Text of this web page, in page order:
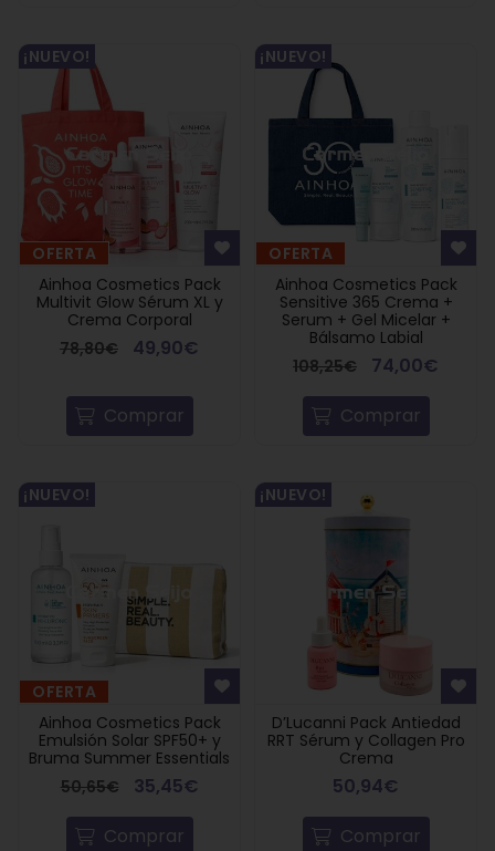
OFERTA
¡NUEVO!
Ainhoa Cosmetics Pack
Multivit Glow Sérum XL y
Crema Corporal
78,80€
49,90€
Comprar
OFERTA
¡NUEVO!
Ainhoa Cosmetics Pack
Sensitive 365 Crema +
Serum + Gel Micelar +
Bálsamo Labial
108,25€
74,00€
Comprar
OFERTA
¡NUEVO!
Ainhoa Cosmetics Pack
Emulsión Solar SPF50+ y
Bruma Summer Essentials
50,65€
35,45€
Comprar
¡NUEVO!
D’Lucanni Pack Antiedad
RRT Sérum y Collagen Pro
Crema
50,94€
Comprar